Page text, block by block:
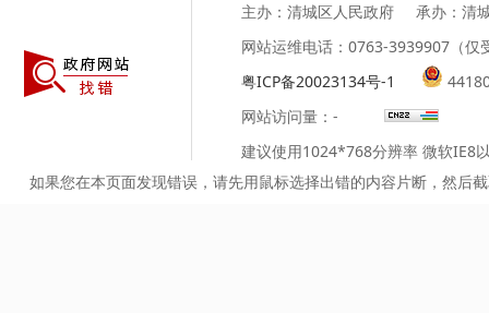
主办：清城区人民政府
承办：清
网站运维电话：0763-3939907（仅
粤ICP备20023134号-1
网站访问量： -
建议使用1024*768分辨率 微软IE8
如果您在本页面发现错误，请先用鼠标选择出错的内容片断，然后